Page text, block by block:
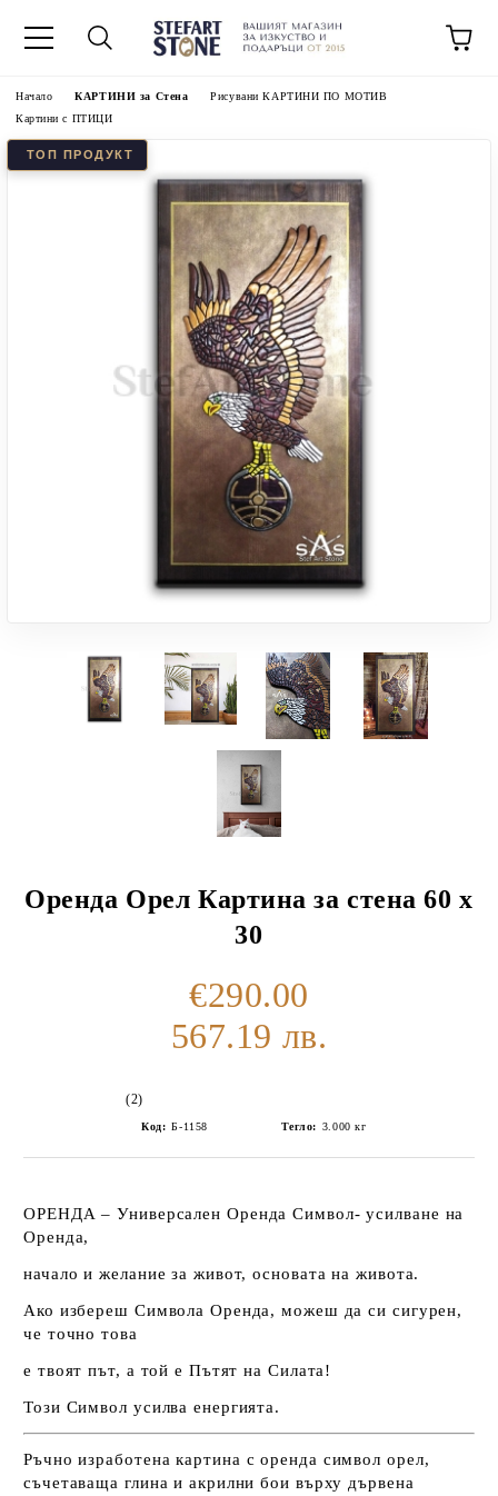
Начало КАРТИНИ за Стена
Рисувани КАРТИНИ ПО МОТИВ
Картини с ПТИЦИ
Оренда Орел Картина за стена 60 x
30
€290.00
567.19 лв.
(2)
Код: Б-1158 Тегло: 3.000 кг
ОРЕНДА – Универсален Оренда Символ- усилване на
Оренда,
начало и желание за живот, основата на живота.
Ако избереш Символа Оренда, можеш да си сигурен,
че точно това
е твоят път, а той е Пътят на Силата!
Този Символ усилва енергията.
Ръчно изработенакартина с оренда символ орел,
съчетаваща глина и акрилни бои върху дървена